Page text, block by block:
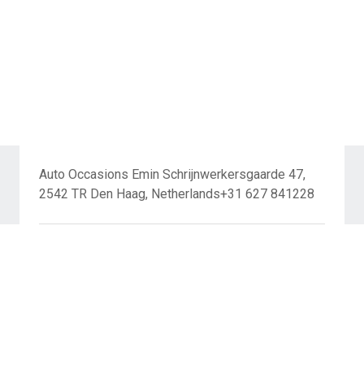
Auto Occasions Emin Schrijnwerkersgaarde 47,
2542 TR Den Haag, Netherlands+31 627 841228